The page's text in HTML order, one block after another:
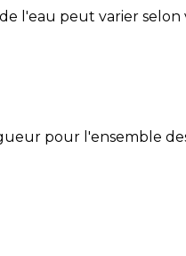
l'eau peut varier
pour l'ensemble